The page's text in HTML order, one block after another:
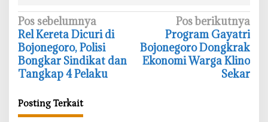
N
a
v
i
a
Pos sebelumnya
‎Rel Kereta Dicuri di
Bojonegoro, Polisi
Bongkar Sindikat dan
Tangkap 4 Pelaku
Pos berikutnya
Program Gayatri
Bojonegoro Dongkrak
Ekonomi Warga Klino
Sekar
Posting Terkait